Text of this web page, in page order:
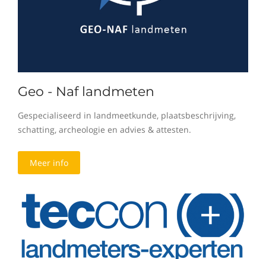
Geo - Naf landmeten
Gespecialiseerd in landmeetkunde, plaatsbeschrijving,
schatting, archeologie en advies & attesten.
Meer info